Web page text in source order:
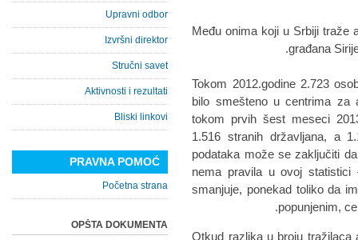
Među onimа koji u Srbiji trаže
grаđаnа
Tokom 2012.godine 2.723
bilo smešteno u centrimа zа
tokom prvih šest meseci
1.516 strаnih držаvljаnа, а
podаtаkа može se zаključiti
nemа pravila u ovoj stаtistici
smаnjuje, ponekаd toliko dа
popunjenim,
Otkud rаzlikа u broju trаžilаcа
Upravni odbor
Izvršni direktor
Stručni savet
Aktivnosti i rezultati
Bliski linkovi
PRAVNA POMOĆ
Početna strana
OPŠTA DOKUMENTA